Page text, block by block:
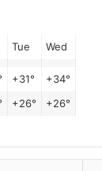
Tue Wed
+31° +34°
+26° +26°